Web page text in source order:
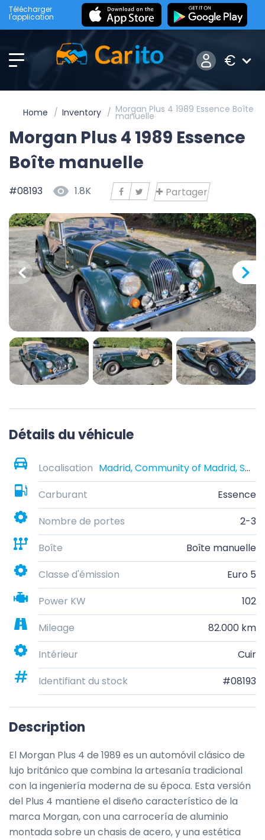
Télécharger
l'application
€
Home Inventory Morgan Plus 4 1989 Essence Boîte
manuelle
Morgan Plus 4 1989 Essence
Boîte manuelle
#08193 1.8K Partager
Détails du véhicule
Localisation
Madrid, Community of Madrid, Spain
Carburant
Essence
Nombre de portes
2-3
Boîte
Boîte manuelle
Classe d'émission
Euro 5
Power KW
102
Mileage
82.000 km
Intérieur
Cuir
Identifiant du stock
#08193
Description
El Morgan Plus 4 de 1989 es un automóvil clásico de
lujo británico que combina la artesanía tradicional
con la ingeniería moderna de su época. Esta versión
del Plus 4 mantiene el diseño característico de la
marca Morgan, con una carrocería de aluminio
montada sobre un chasis de acero, y una estética